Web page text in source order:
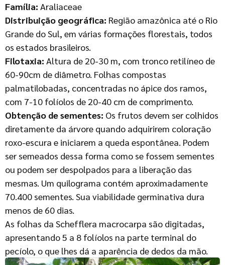
Família: Araliaceae
Distribuição geográfica: Região amazônica até o Rio
Grande do Sul, em várias formações florestais, todos
os estados brasileiros.
Filotaxia: Altura de 20-30 m, com tronco retilíneo de
60-90cm de diâmetro. Folhas compostas
palmatilobadas, concentradas no ápice dos ramos,
com 7-10 folíolos de 20-40 cm de comprimento.
Obtenção de sementes: Os frutos devem ser colhidos
diretamente da árvore quando adquirirem coloração
roxo-escura e iniciarem a queda espontânea. Podem
ser semeados dessa forma como se fossem sementes
ou podem ser despolpados para a liberação das
mesmas. Um quilograma contém aproximadamente
70.400 sementes. Sua viabilidade germinativa dura
menos de 60 dias.
As folhas da Schefflera macrocarpa são digitadas,
apresentando 5 a 8 folíolos na parte terminal do
pecíolo, o que lhes dá a aparência de dedos da mão.